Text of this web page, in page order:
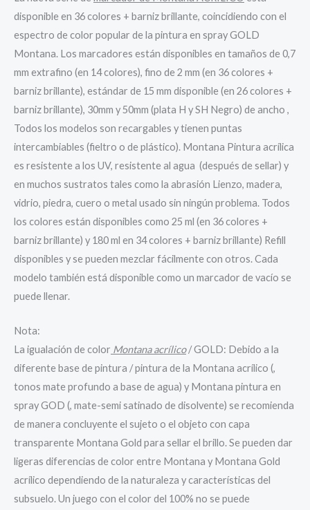
disponible en 36 colores + barniz brillante, coincidiendo con el
espectro de color popular de la pintura en spray GOLD
Montana. Los marcadores están disponibles en tamaños de 0,7
mm extrafino (en 14 colores), fino de 2 mm (en 36 colores +
barniz brillante), estándar de 15 mm disponible (en 26 colores +
barniz brillante), 30mm y 50mm (plata H y SH Negro) de ancho ,
Todos los modelos son recargables y tienen puntas
intercambiables (fieltro o de plástico). Montana Pintura acrílica
es resistente a los UV, resistente al agua (después de sellar) y
en muchos sustratos tales como la abrasión Lienzo, madera,
vidrio, piedra, cuero o metal usado sin ningún problema. Todos
los colores están disponibles como 25 ml (en 36 colores +
barniz brillante) y 180 ml en 34 colores + barniz brillante) Refill
disponibles y se pueden mezclar fácilmente con otros. Cada
modelo también está disponible como un marcador de vacío se
puede llenar.
Nota:
La igualación de color Montana acrílico/ GOLD: Debido a la
diferente base de pintura / pintura de la Montana acrílico (,
tonos mate profundo a base de agua) y Montana pintura en
spray GOD (, mate-semi satinado de disolvente) se recomienda
de manera concluyente el sujeto o el objeto con capa
transparente Montana Gold para sellar el brillo. Se pueden dar
ligeras diferencias de color entre Montana y Montana Gold
acrílico dependiendo de la naturaleza y características del
subsuelo. Un juego con el color del 100% no se puede